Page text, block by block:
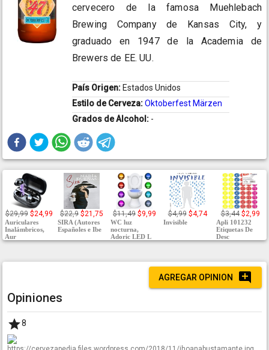
cervecero de la famosa Muehlebach
Brewing Company de Kansas City, y
graduado en 1947 de la Academia de
Brewers de EE. UU.
País Origen: Estados Unidos
Estilo de Cerveza:Oktoberfest Märzen
Grados de Alcohol: -
$29,99 $24,99
Auriculares
Inalámbricos,
Aur
$22,9 $21,75
SIRA (Autores
Españoles e Ibe
$11,49 $9,99
WC luz
nocturna,
Adoric LED L
$4,99 $4,74
Invisible
$3,44 $2,99
Apli 101232
Etiquetas De
Desc
AGREGAR OPINION
Opiniones
8